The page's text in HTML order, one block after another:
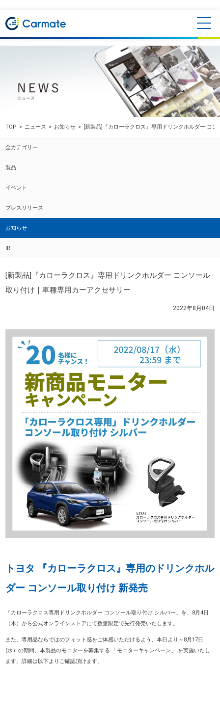
TOP ニュース お知らせ [新製品]『カローラクロス』専用ドリンクホルダー コ
全カテゴリー
製品
イベント
プレスリリース
お知らせ
IR
[新製品]『カローラクロス』専用ドリンクホルダー コンソール
取り付け｜車種専用カーアクセサリー
2022年8月04日
トヨタ 『カローラクロス』専用のドリンクホル
ダー コンソール取り付け 新発売
「カローラクロス専用ドリンクホルダー コンソール取り付け シルバー」を、8月4日
（木）から公式オンラインストアにて数量限定で先行発売いたします。
また、専用品ならではのフィット感をご体感いただけるよう、本日より～8月17日
(水）の期間、本製品のモニターを募集する 「モニターキャンペーン」 を実施いたし
ます。詳細は以下よりご確認頂けます。